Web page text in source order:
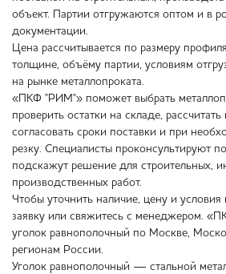
объект. Партии отгружаются оптом и в
документации.
Цена рассчитывается по размеру
толщине, объёму партии, условиям
на рынке металлопроката.
«ПКФ "РИМ"» поможет выбрать
проверить остатки на складе,
согласовать сроки поставки и при
резку. Специалисты проконсультируют
подскажут решение для строительных,
производственных работ.
Чтобы уточнить наличие, цену и условия
заявку или свяжитесь с менеджером.
уголок равнополочный по Москве,
регионам России.
Уголок равнополочный — стальной